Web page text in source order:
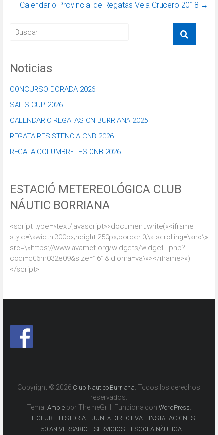
Calendario Provincial de Regatas Vela Crucero 2018 →
Noticias
CONCURSO DORADA 2026
SAILS CUP 2026
CALENDARIO REGATAS CN BURRIANA 2026
REGATA RESISTENCIA CNB 2026
REGATA COLUMBRETES CNB 2026
ESTACIÓ METEREOLÓGICA CLUB
NÁUTIC BORRIANA
<script type=»text/javascript»>document.write(«<iframe
style=\»width:300px;height:250px;border:0;\» scrolling=\»no\»
src=\»https://www.avamet.org/widgets/widget-l.php?
codi=c06m032e09&size=161&idioma=va\»></iframe>»)
</script>
Copyright © 2026 Club Nautico Burriana . Todos los derechos
reservados.
Tema: Amplepor ThemeGrill. Funciona con WordPress
EL CLUB HISTORIA JUNTA DIRECTIVA
INSTALACIONES
50 ANIVERSARIO
SERVICIOS ESCOLA NÀUTICA